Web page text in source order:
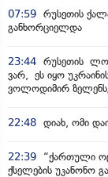
07:59 რუსეთის
განხორციელდა
23:44 რუსეთის
ვარ, ეს იყო
ვოლოდიმირ
22:48 დიახ, ომი
22:39
“ქართული
ქსელების უკანონო